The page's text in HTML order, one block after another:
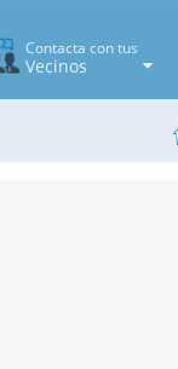
Contacta con tus
Vecinos